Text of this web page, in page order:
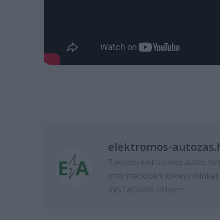
elektromos-
További elektromos autós
információkért kövess minket
INSTAGRAM oldalon.